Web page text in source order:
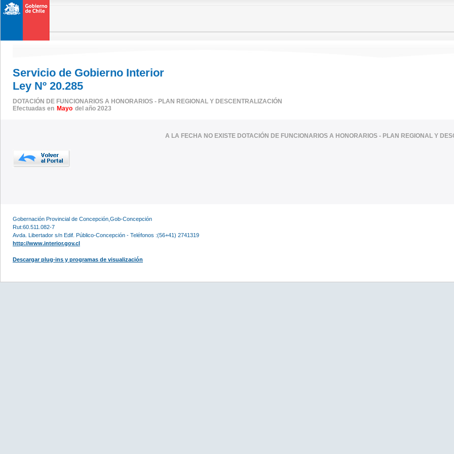
Servicio de Gobierno Interior
Ley Nº 20.285
DOTACIÓN DE FUNCIONARIOS A HONORARIOS - PLAN REGIONAL Y DESCENTRALIZACIÓN
Efectuadas en Mayo del año 2023
A LA FECHA NO EXISTE DOTACIÓN DE FUNCIONARIOS A HONORARIOS - PLAN REGIONAL Y
Gobernación Provincial de Concepción,Gob-Concepción
Rut:60.511.082-7
Avda. Libertador s/n Edif. Público-Concepción - Teléfonos :(56+41) 2741319
http://www.interior.gov.cl
Descargar plug-ins y programas de visualización